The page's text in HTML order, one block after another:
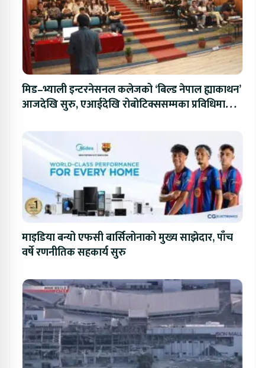
मिड–भ्याली इन्टरनेसनल कलेजको ‘बिल्ड नेपाल ह्याकाथन’
आजदेखि सुरु, एआईदेखि रोबोटिक्ससम्मका प्रविधिमा
माइडिया बन्यो एफसी बार्सिलोनाको मुख्य साझेदार, पाँच
वर्षे रणनीतिक सहकार्य सुरु